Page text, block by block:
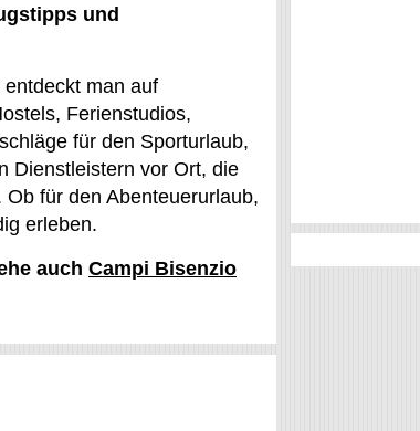
und
man auf
Ferienstudios,
für den Sporturlaub,
Dienstleistern vor Ort, die
für den Abenteuerurlaub,
erleben.
auch Campi Bisenzio